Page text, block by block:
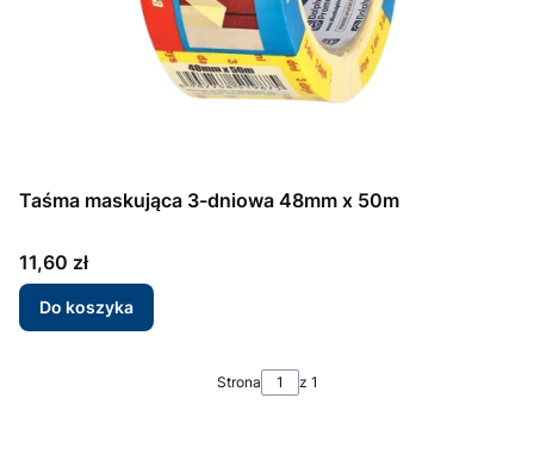
Taśma maskująca 3-dniowa 48mm x 50m
Cena
11,60 zł
Do koszyka
Strona z 1